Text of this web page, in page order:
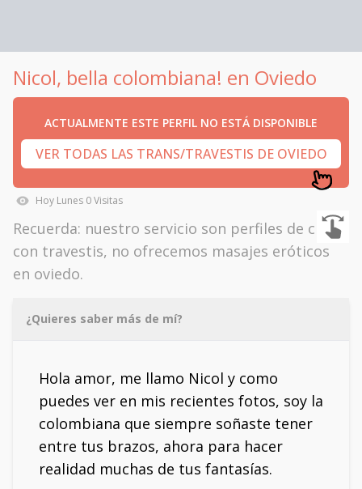
Nicol, bella colombiana! en Oviedo
ACTUALMENTE ESTE PERFIL NO ESTÁ DISPONIBLE
VER TODAS LAS TRANS/TRAVESTIS DE OVIEDO
Hoy Lunes 0Visitas
Recuerda: nuestro servicio son perfiles de citas
con travestis, no ofrecemos masajes eróticos
en oviedo.
¿Quieres saber más de mí?
Hola amor, me llamo Nicol y como
puedes ver en mis recientes fotos, soy la
colombiana que siempre soñaste tener
entre tus brazos, ahora para hacer
realidad muchas de tus fantasías.